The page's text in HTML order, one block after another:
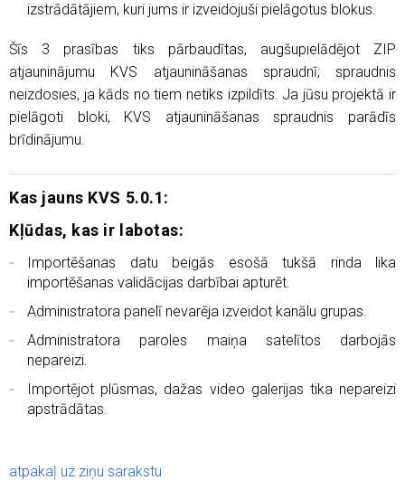
izstrādātājiem, kuri jums ir izveidojuši pielāgotus blokus.
Šīs 3 prasības tiks pārbaudītas, augšupielādējot ZIP
atjauninājumu KVS atjaunināšanas spraudnī; spraudnis
neizdosies, ja kāds no tiem netiks izpildīts. Ja jūsu projektā ir
pielāgoti bloki, KVS atjaunināšanas spraudnis parādīs
brīdinājumu.
Kas jauns KVS 5.0.1:
Kļūdas, kas ir labotas:
Importēšanas datu beigās esošā tukšā rinda lika
importēšanas validācijas darbībai apturēt.
Administratora panelī nevarēja izveidot kanālu grupas.
Administratora paroles maiņa satelītos darbojās
nepareizi.
Importējot plūsmas, dažas video galerijas tika nepareizi
apstrādātas.
atpakaļ uz ziņu sarakstu